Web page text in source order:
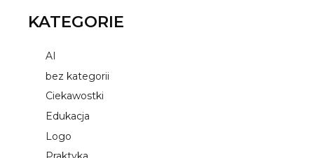
KATEGORIE
AI
bez kategorii
Ciekawostki
Edukacja
Logo